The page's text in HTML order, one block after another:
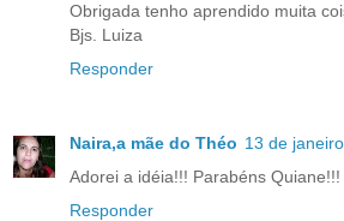
Obrigada tenho aprendido muita
Bjs. Luiza
Responder
Naira,a mãe do Théo 13 de
Adorei a idéia!!! Parabéns Quiane!!!
Responder